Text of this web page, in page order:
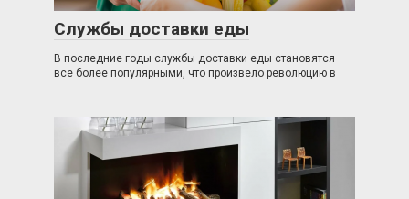
Службы доставки еды
В последние годы службы доставки еды становятся
все более популярными, что произвело революцию в